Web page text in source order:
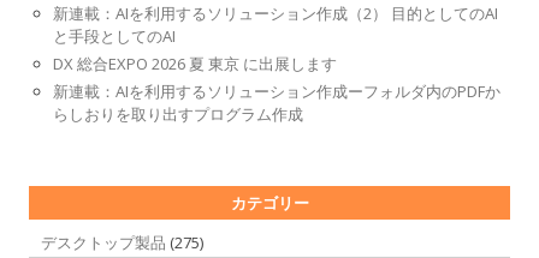
新連載：AIを利用するソリューション作成（2） 目的としてのAI
と手段としてのAI
DX 総合EXPO 2026 夏 東京 に出展します
新連載：AIを利用するソリューション作成ーフォルダ内のPDFか
らしおりを取り出すプログラム作成
カテゴリー
デスクトップ製品 (275)